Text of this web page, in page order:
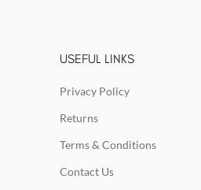
USEFUL LINKS
Privacy Policy
Returns
Terms & Conditions
Contact Us